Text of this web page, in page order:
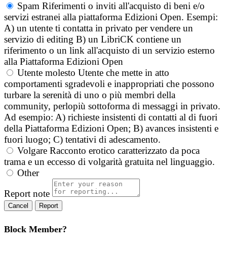
Spam Riferimenti o inviti all'acquisto di beni e/o
servizi estranei alla piattaforma Edizioni Open. Esempi:
A) un utente ti contatta in privato per vendere un
servizio di editing B) un LibriCK contiene un
riferimento o un link all'acquisto di un servizio esterno
alla Piattaforma Edizioni Open
Utente molesto Utente che mette in atto
comportamenti sgradevoli e inappropriati che possono
turbare la serenità di uno o più membri della
community, perlopiù sottoforma di messaggi in privato.
Ad esempio: A) richieste insistenti di contatti al di fuori
della Piattaforma Edizioni Open; B) avances insistenti e
fuori luogo; C) tentativi di adescamento.
Volgare Racconto erotico caratterizzato da poca
trama e un eccesso di volgarità gratuita nel linguaggio.
Other
Report note
Report
Block Member?